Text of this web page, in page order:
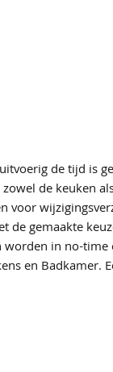
de tijd is
de keuken
voor
de gemaakte
in no-time
en Badkamer.